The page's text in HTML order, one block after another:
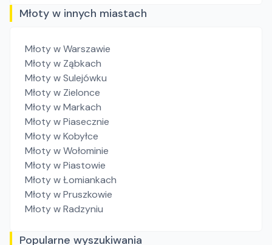
Młoty w innych miastach
Młotyw Warszawie
Młotyw Ząbkach
Młotyw Sulejówku
Młotyw Zielonce
Młotyw Markach
Młotyw Piasecznie
Młotyw Kobyłce
Młotyw Wołominie
Młotyw Piastowie
Młotyw Łomiankach
Młotyw Pruszkowie
Młotyw Radzyniu
Popularne wyszukiwania